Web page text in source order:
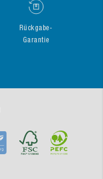
Rückgabe-
Garantie